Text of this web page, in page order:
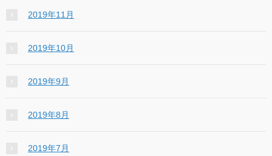
2019年11月
2019年10月
2019年9月
2019年8月
2019年7月